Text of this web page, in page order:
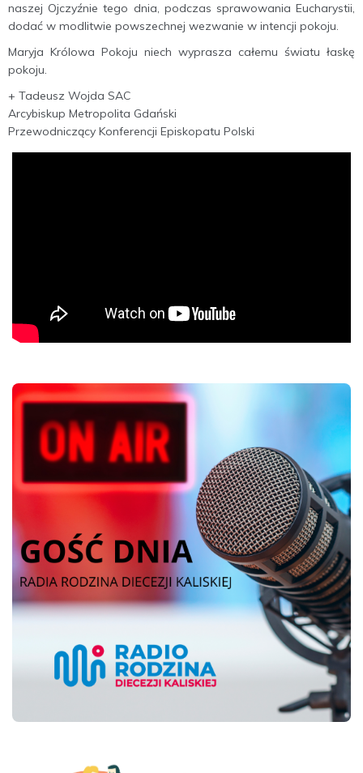
naszej Ojczyźnie tego dnia, podczas sprawowania Eucharystii,
dodać w modlitwie powszechnej wezwanie w intencji pokoju.
Maryja Królowa Pokoju niech wyprasza całemu światu łaskę
pokoju.
+ Tadeusz Wojda SAC
Arcybiskup Metropolita Gdański
Przewodniczący Konferencji Episkopatu Polski